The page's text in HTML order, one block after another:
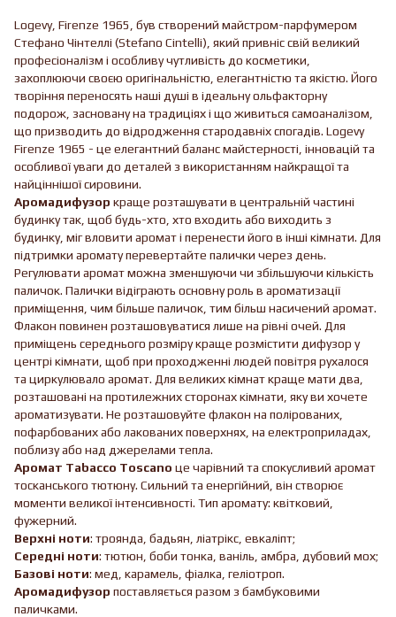
Logevy, Firenze 1965, був створений майстром-парфумером
Стефано Чінтеллі (Stefano Cintelli), який привніс свій великий
професіоналізм і особливу чутливість до косметики,
захоплюючи своєю оригінальністю, елегантністю та якістю. Його
творіння переносять наші душі в ідеальну ольфакторну
подорож, засновану на традиціях і що живиться самоаналізом,
що призводить до відродження стародавніх спогадів. Logevy
Firenze 1965 - це елегантний баланс майстерності, інновацій та
особливої уваги до деталей з використанням найкращої та
найціннішої сировини.
Аромадифузор краще розташувати в центральній частині
будинку так, щоб будь-хто, хто входить або виходить з
будинку, міг вловити аромат і перенести його в інші кімнати. Для
підтримки аромату перевертайте палички через день.
Регулювати аромат можна зменшуючи чи збільшуючи кількість
паличок. Палички відіграють основну роль в ароматизації
приміщення, чим більше паличок, тим більш насичений аромат.
Флакон повинен розташовуватися лише на рівні очей. Для
приміщень середнього розміру краще розмістити дифузор у
центрі кімнати, щоб при проходженні людей повітря рухалося
та циркулювало аромат. Для великих кімнат краще мати два,
розташовані на протилежних сторонах кімнати, яку ви хочете
ароматизувати. Не розташовуйте флакон на полірованих,
пофарбованих або лакованих поверхнях, на електроприладах,
поблизу або над джерелами тепла.
Аромат Tabacco Toscano це чарівний та спокусливий аромат
тосканського тютюну. Сильний та енергійний, він створює
моменти великої інтенсивності. Тип аромату: квітковий,
фужерний.
Верхні ноти: троянда, бадьян, ліатрікс, евкаліпт;
Середні ноти: тютюн, боби тонка, ваніль, амбра, дубовий мох;
Базові ноти: мед, карамель, фіалка, геліотроп.
Аромадифузор поставляється разом з бамбуковими
паличками.